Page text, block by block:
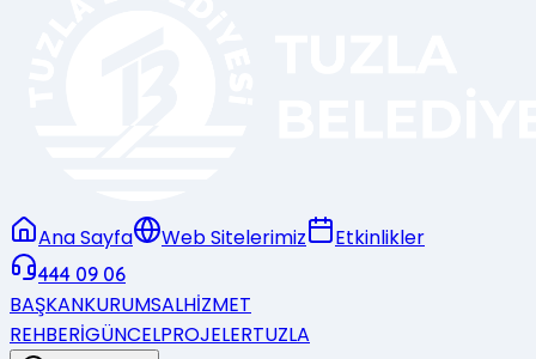
Ana Sayfa Web Sitelerimiz Etkinlikler
444 09 06
BAŞKANKURUMSALHİZMET
REHBERİGÜNCELPROJELERTUZLA